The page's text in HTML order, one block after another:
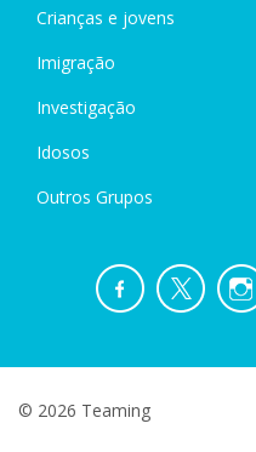
Crianças e jovens
Imigração
Investigação
Idosos
Outros Grupos
© 2026 Teaming